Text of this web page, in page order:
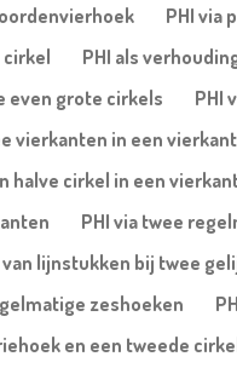
PHI via
PHI als
even grote cirkels
PHI
vierkanten in een vierkant
halve cirkel in een
PHI via twee
van lijnstukken bij twee
zeshoeken
en een tweede cirkel